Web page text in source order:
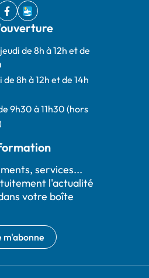
Facebook
(ouverture dans un nouvel onglet)
IntraMuros
(ouverture dans un nouvel
de 8h à 12h et de
8h à 12h et de 14h
9h30 à 11h30 (hors
services...
l'actualité
votre boîte
m'abonne